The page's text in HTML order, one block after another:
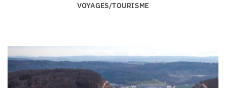
VOYAGES/TOURISME